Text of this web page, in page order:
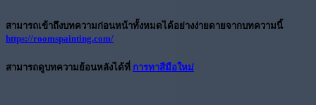
สามารถเข้าถึงบทความก่อนหน้าทั้งหมดได้อย่างง่ายดายจากบทความนี้
https://roomspainting.com/
สามารถดูบทความย้อนหลังได้ที่ การทาสีมือใหม่